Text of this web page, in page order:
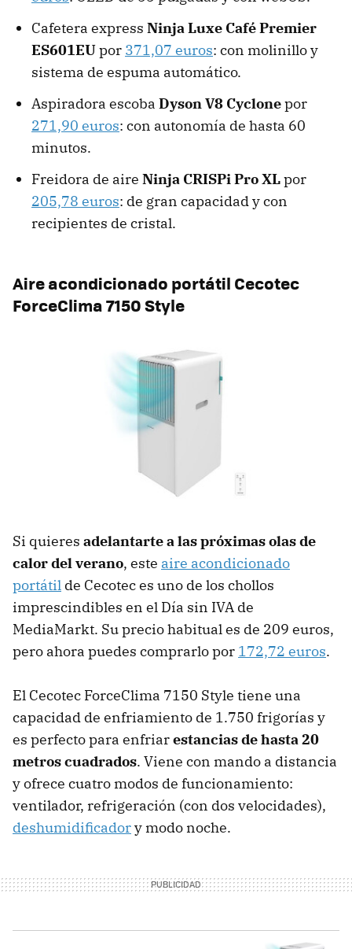
Cafetera express Ninja Luxe Café Premier
ES601EUpor 371,07 euros: con molinillo y
sistema de espuma automático.
Aspiradora escoba Dyson V8 Cyclonepor
271,90 euros: con autonomía de hasta 60
minutos.
Freidora de aire Ninja CRISPi Pro XLpor
205,78 euros: de gran capacidad y con
recipientes de cristal.
Aire acondicionado portátil Cecotec
ForceClima 7150 Style
Si quieres adelantarte a las próximas olas de
calor del verano, este aire acondicionado
portátil de Cecotec es uno de los chollos
imprescindibles en el Día sin IVA de
MediaMarkt. Su precio habitual es de 209 euros,
pero ahora puedes comprarlo por 172,72 euros.
El Cecotec ForceClima 7150 Style tiene una
capacidad de enfriamiento de 1.750 frigorías y
es perfecto para enfriarestancias de hasta 20
metros cuadrados. Viene con mando a distancia
y ofrece cuatro modos de funcionamiento:
ventilador, refrigeración (con dos velocidades),
deshumidificadory modo noche.